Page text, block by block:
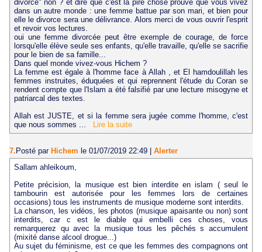
divorce" non ? et dire que c'est la pire chose prouve que vous vivez
dans un autre monde : une femme battue par son mari, et bien pour
elle le divorce sera une délivrance. Alors merci de vous ouvrir l'esprit
et revoir vos lectures.
oui une femme divorcée peut être exemple de courage, de force
lorsqu'elle élève seule ses enfants, qu'elle travaille, qu'elle se sacrifie
pour le bien de sa famille...
Dans quel monde vivez-vous Hichem ?
La femme est égale à l'homme face à Allah , et El hamdoulillah les
femmes instruites, éduquées et qui reprennent l'étude du Coran se
rendent compte que l'Islam a été falsifié par une lecture misogyne et
patriarcal des textes.
Allah est JUSTE, et si la femme sera jugée comme l'homme, c'est
que nous sommes ...
Lire la suite
7.Posté par Hichem le 01/07/2019 22:49 | Alerter
Sallam ahleikoum,
Petite précision, la musique est bien interdite en islam ( seul le
tambourin est autorisée pour les femmes lors de certaines
occasions) tous les instruments de musique moderne sont interdits.
La chanson, les vidéos, les photos (musique apaisante ou non) sont
interdits, car c est le diable qui embelli ces choses, vous
remarquerez qu avec la musique tous les pêchés s accumulent
(mixité danse alcool drogue...)
Au sujet du féminisme, est ce que les femmes des compagnons ont